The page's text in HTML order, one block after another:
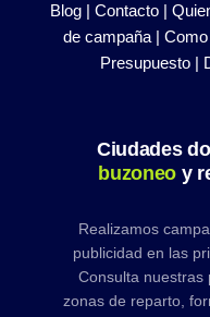
Blog | Contacto |
de campaña |
Como
Presupuesto |
Ciudades
buzoneo y
Realizamos
publicidad en las
Consulta nuestras
zonas de reparto,